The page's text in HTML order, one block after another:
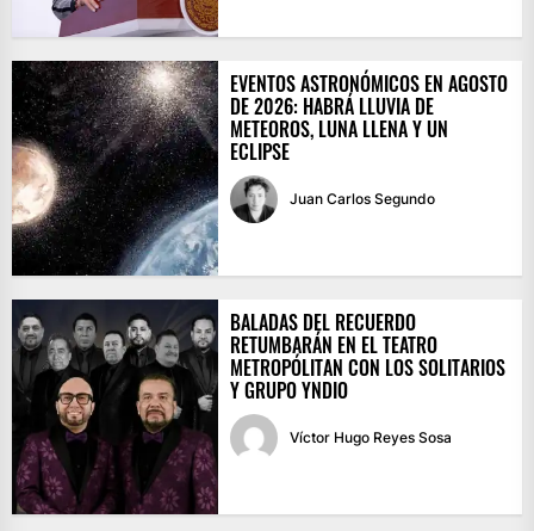
EVENTOS ASTRONÓMICOS EN AGOSTO
DE 2026: HABRÁ LLUVIA DE
METEOROS, LUNA LLENA Y UN
ECLIPSE
Juan Carlos Segundo
BALADAS DEL RECUERDO
RETUMBARÁN EN EL TEATRO
METROPÓLITAN CON LOS SOLITARIOS
Y GRUPO YNDIO
Víctor Hugo Reyes Sosa